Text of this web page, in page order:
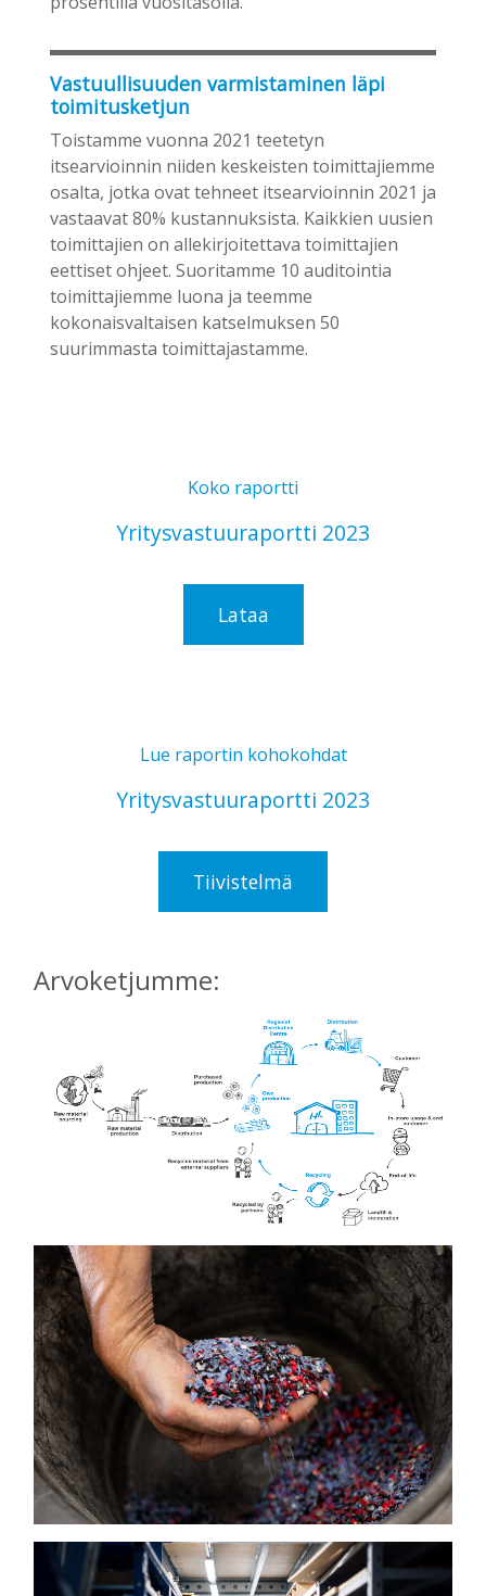
Vastuullisuuden varmistaminen läpi
toimitusketjun
Toistamme vuonna 2021 teetetyn
itsearvioinnin niiden keskeisten toimittajiemme
osalta, jotka ovat tehneet itsearvioinnin 2021 ja
vastaavat 80% kustannuksista. Kaikkien uusien
toimittajien on allekirjoitettava toimittajien
eettiset ohjeet. Suoritamme 10 auditointia
toimittajiemme luona ja teemme
kokonaisvaltaisen katselmuksen 50
suurimmasta toimittajastamme.
Koko raportti
Yritysvastuuraportti 2023
Lataa
Lue raportin kohokohdat
Yritysvastuuraportti 2023
Tiivistelmä
Arvoketjumme: